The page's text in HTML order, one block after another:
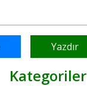
Yazdır
Kategoriler